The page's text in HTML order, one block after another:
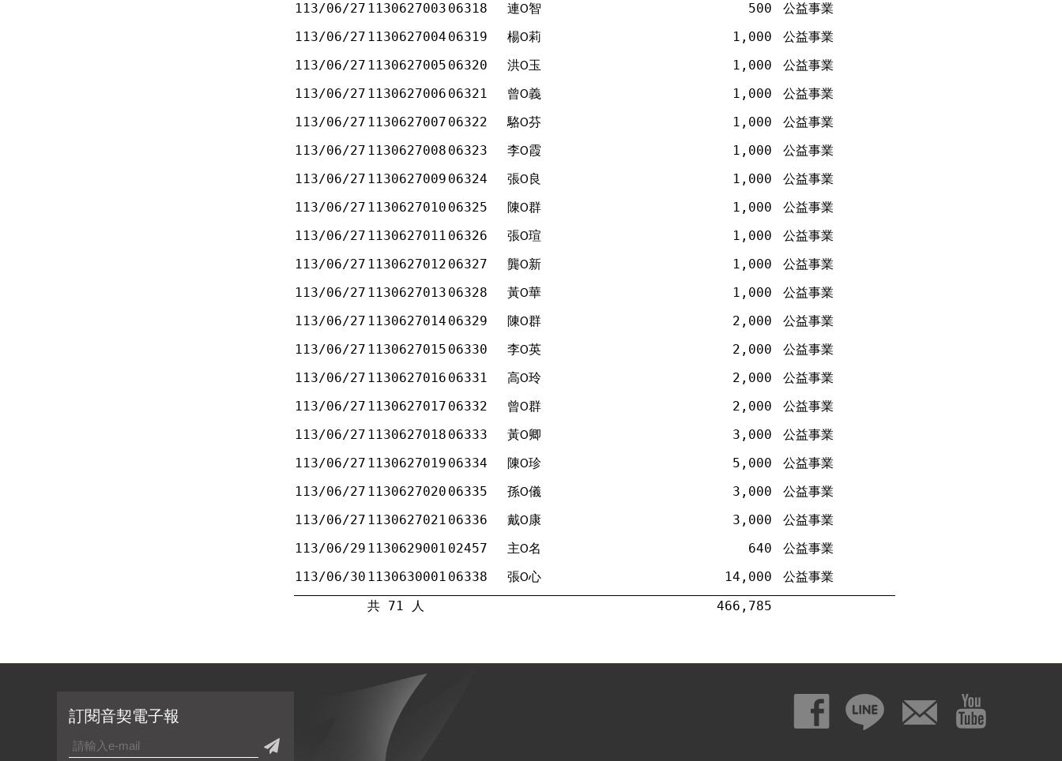
113/06/27 1130627003 06318 連Ο智 500
公益事業
113/06/27 1130627004 06319 楊Ο莉 1,000
公益事業
113/06/27 1130627005 06320 洪Ο玉 1,000
公益事業
113/06/27 1130627006 06321 曾Ο義 1,000
公益事業
113/06/27 1130627007 06322 駱Ο芬 1,000
公益事業
113/06/27 1130627008 06323 李Ο霞 1,000
公益事業
113/06/27 1130627009 06324 張Ο良 1,000
公益事業
113/06/27 1130627010 06325 陳Ο群 1,000
公益事業
113/06/27 1130627011 06326 張Ο瑄 1,000
公益事業
113/06/27 1130627012 06327 龔Ο新 1,000
公益事業
113/06/27 1130627013 06328 黃Ο華 1,000
公益事業
113/06/27 1130627014 06329 陳Ο群 2,000
公益事業
113/06/27 1130627015 06330 李Ο英 2,000
公益事業
113/06/27 1130627016 06331 高Ο玲 2,000
公益事業
113/06/27 1130627017 06332 曾Ο群 2,000
公益事業
113/06/27 1130627018 06333 黃Ο卿 3,000
公益事業
113/06/27 1130627019 06334 陳Ο珍 5,000
公益事業
113/06/27 1130627020 06335 孫Ο儀 3,000
公益事業
113/06/27 1130627021 06336 戴Ο康 3,000
公益事業
113/06/29 1130629001 02457 主Ο名 640
公益事業
113/06/30 1130630001 06338 張Ο心 14,000
公益事業
共 71 人
466,785
訂閱音契電子報